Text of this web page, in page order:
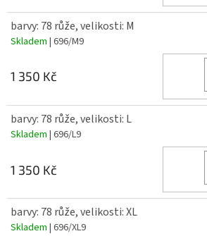
barvy: 78 růže, velikosti: M
Skladem | 696/M9
1 350 Kč
barvy: 78 růže, velikosti: L
Skladem | 696/L9
1 350 Kč
barvy: 78 růže, velikosti: XL
Skladem | 696/XL9